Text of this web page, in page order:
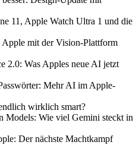
11, Apple Watch Ultra 1 und die
mit der Vision-Plattform
2.0: Was Apples neue AI jetzt
Mehr AI im Apple-
wirklich smart?
Models: Wie viel Gemini steckt in
Der nächste Machtkampf